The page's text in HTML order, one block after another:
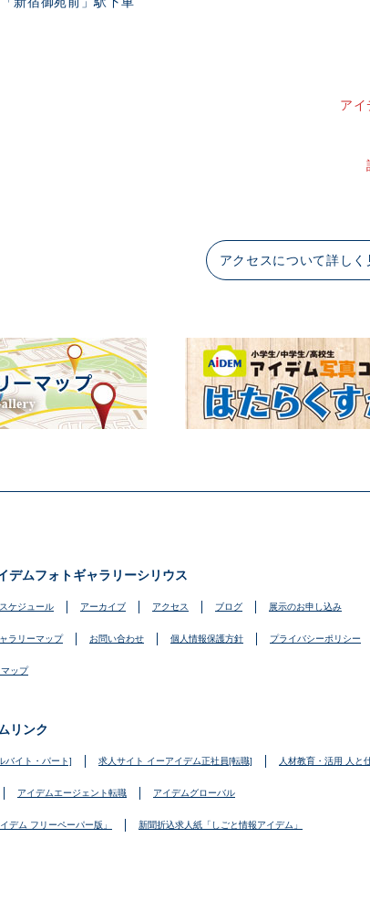
ア
アクセスについて詳しく
デムフォトギャラリーシリウス
ケジュール アーカイブ アクセス ブログ 展示のお申し込み
ラリーマップ お問い合わせ 個人情報保護方針 プライバシーポリシー
ップ
リンク
バイト・パート] 求人サイト イーアイデム正社員[転職] 人材教育・活用 人と
アイデムエージェント転職 アイデムグローバル
デム フリーペーパー版」 新聞折込求人紙「しごと情報アイデム」